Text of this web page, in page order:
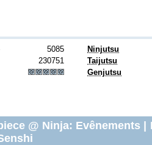
5085
Ninjutsu
230751
Taijutsu
Genjutsu
@ Ninja: Evênements